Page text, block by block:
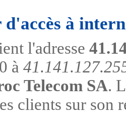
à
l'adresse
à
Telecom SA.
clients sur son